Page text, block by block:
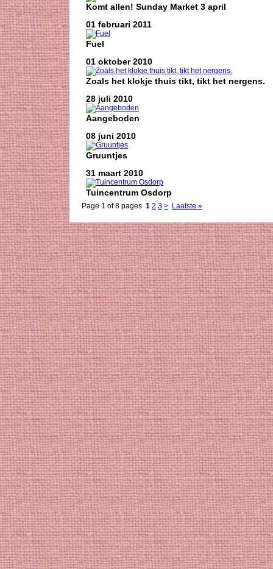
Komt allen! Sunday Market 3 april
01 februari 2011
Fuel
01 oktober 2010
Zoals het klokje thuis tikt, tikt het nergens.
28 juli 2010
Aangeboden
08 juni 2010
Gruuntjes
31 maart 2010
Tuincentrum Osdorp
Page 1 of 8 pages 1 2 3 > Laatste »